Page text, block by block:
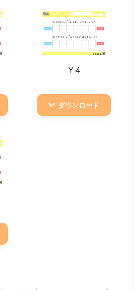
Y-4
ダウンロード